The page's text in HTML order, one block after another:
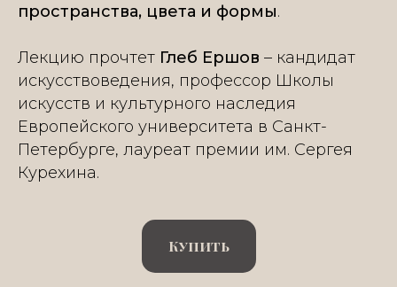
пространства, цвета и формы.
Лекцию прочтет Глеб Ершов – кандидат
искусствоведения, профессор Школы
искусств и культурного наследия
Европейского университета в Санкт-
Петербурге, лауреат премии им. Сергея
Курехина.
Купить